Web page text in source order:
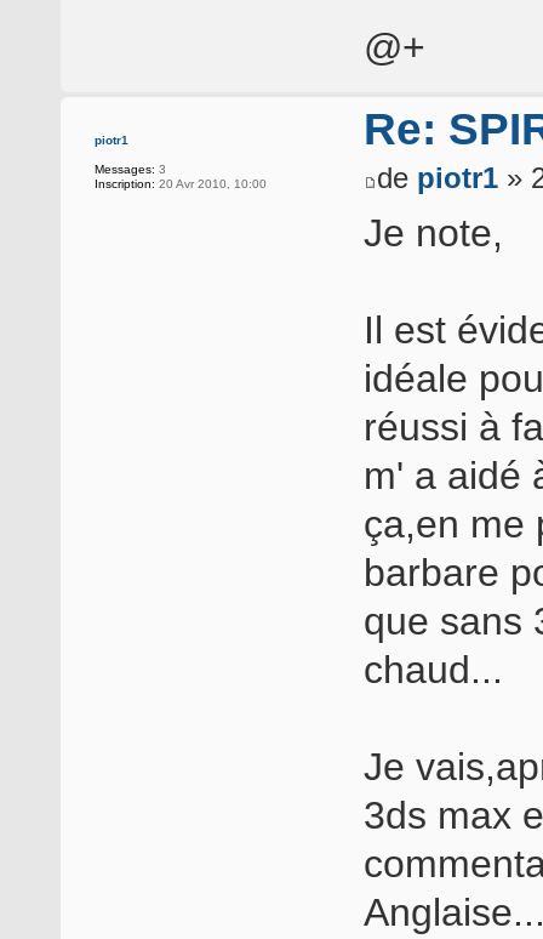
@+
piotr1
Messages: 3
Inscription: 20 Avr 2010, 10:00
Re:
de piotr1 »
Je note,
Il est
idéale
réussi à
m' a aidé
ça,en me
barbare
que sans
chaud...
Je
3ds max